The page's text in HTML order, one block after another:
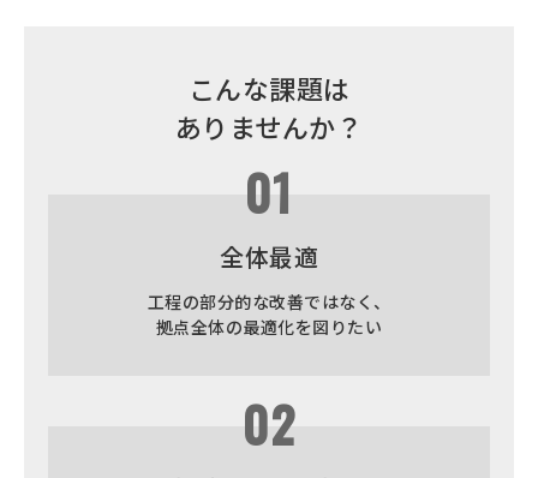
こんな課題は
ありませんか？
01
全体最適
工程の部分的な改善ではなく、
拠点全体の最適化を図りたい
02